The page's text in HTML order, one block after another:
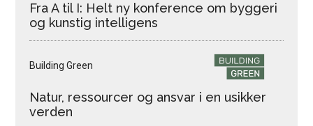
Fra A til I: Helt ny konference om byggeri
og kunstig intelligens
Building Green
Natur, ressourcer og ansvar i en usikker
verden